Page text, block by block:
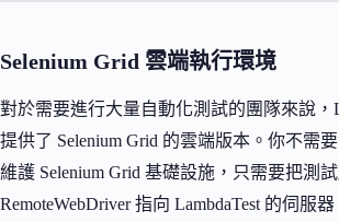
Selenium Grid 雲端執行環境
對於需要進行大量自動化測試的團隊來說，
提供了 Selenium Grid 的雲端版本。你不需
維護 Selenium Grid 基礎設施，只需要把測
RemoteWebDriver 指向 LambdaTest 的伺服